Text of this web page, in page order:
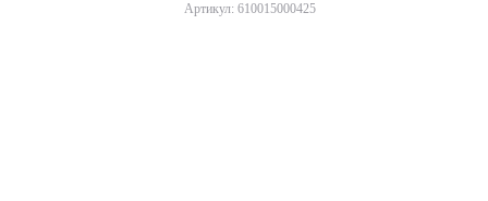
Артикул: 610015000425